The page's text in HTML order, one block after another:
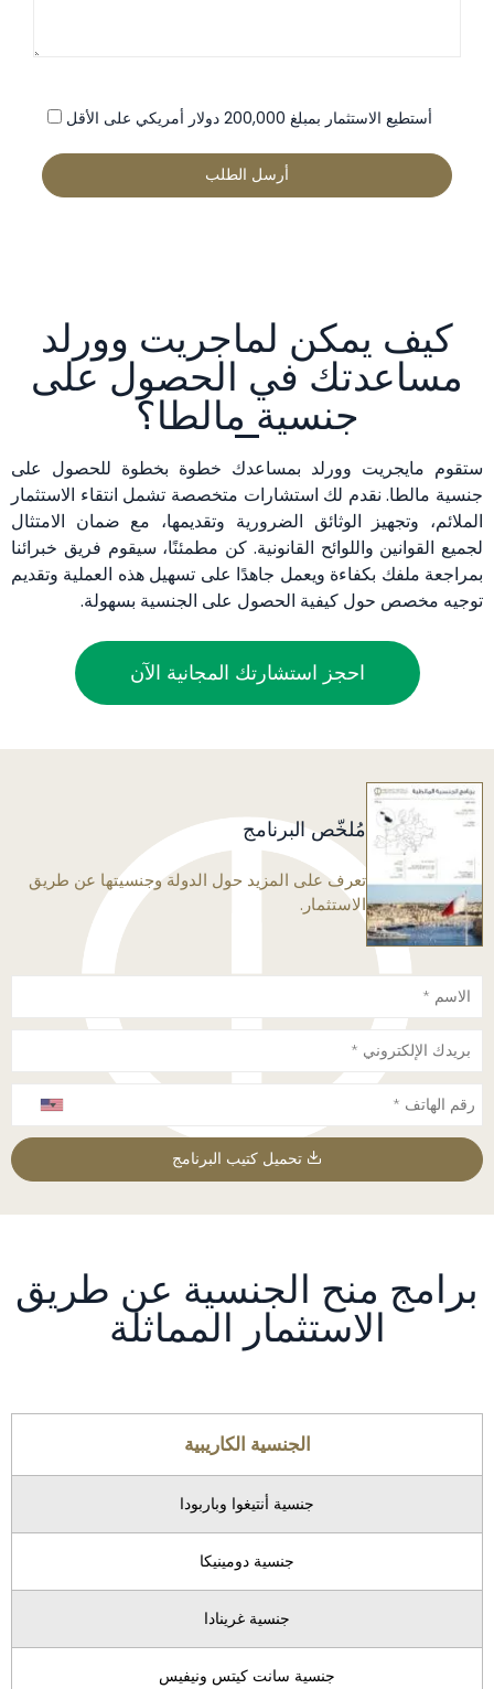
أستطيع الاستثمار بمبلغ 200,000 دولار أمريكي على الأقل
كيف يمكن لماجريت وورلد
مساعدتك في الحصول على
جنسية مالطا؟
ستقوم مايجريت وورلد بمساعدك خطوة بخطوة للحصول على
جنسية مالطا. نقدم لك استشارات متخصصة تشمل انتقاء الاستثمار
الملائم، وتجهيز الوثائق الضرورية وتقديمها، مع ضمان الامتثال
لجميع القوانين واللوائح القانونية. كن مطمئنًا، سيقوم فريق خبرائنا
بمراجعة ملفك بكفاءة ويعمل جاهدًا على تسهيل هذه العملية وتقديم
توجيه مخصص حول كيفية الحصول على الجنسية بسهولة.
احجز استشارتك المجانية الآن
مُلخّص البرنامج
تعرف على المزيد حول الدولة وجنسيتها عن طريق
الاستثمار.
تحميل كتيب البرنامج
برامج منح الجنسية عن طريق
الاستثمار المماثلة
الجنسية الكاريبية
جنسية أنتيغوا وباربودا
جنسية دومينيكا
جنسية غرينادا
جنسية سانت كيتس ونيفيس